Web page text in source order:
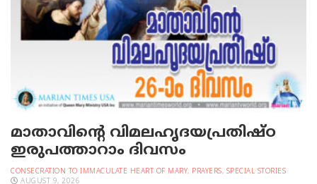
മാതാവിന്റെ വിമലഹൃദയപ്രതിഷ്ഠ
ഇരുപത്താറാം ദിവസം
CONSECRATION TO IMMACULATE HEART OF MARY, PRAYERS, SPECIAL STORIES
AUGUST 9, 2026